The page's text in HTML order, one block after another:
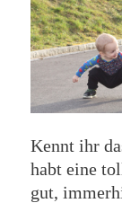
Kennt ihr
habt eine
gut,